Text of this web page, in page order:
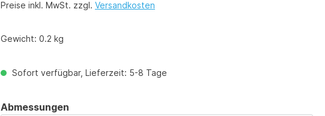
Preise inkl. MwSt. zzgl. Versandkosten
Gewicht: 0.2 kg
Sofort verfügbar, Lieferzeit: 5-8 Tage
Abmessungen